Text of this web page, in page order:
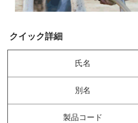
クイック詳細
氏名
別名
製品コード